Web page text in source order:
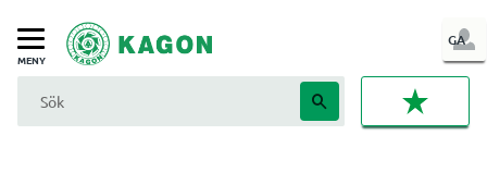
Meny
GA
IN